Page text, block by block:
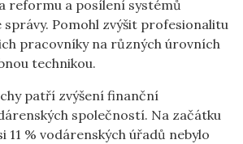
reformu a posílení systémů
správy. Pomohl zvýšit profesionalitu
pracovníky na různých úrovních
technikou.
patří zvýšení finanční
společností. Na začátku
11 % vodárenských úřadů nebylo